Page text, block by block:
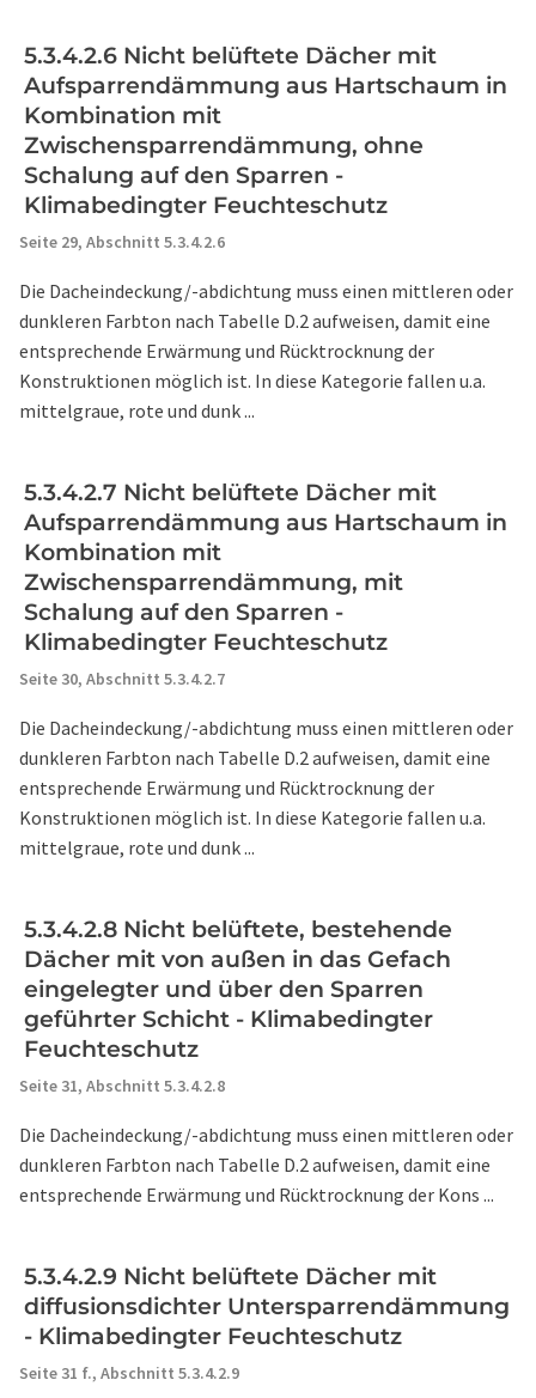
5.3.4.2.6 Nicht belüftete Dächer mit
Aufsparrendämmung aus Hartschaum in
Kombination mit
Zwischensparrendämmung, ohne
Schalung auf den Sparren -
Klimabedingter Feuchteschutz
Seite 29, Abschnitt 5.3.4.2.6
Die Dacheindeckung/-abdichtung muss einen mittleren oder
dunkleren Farbton nach Tabelle D.2 aufweisen, damit eine
entsprechende Erwärmung und Rücktrocknung der
Konstruktionen möglich ist. In diese Kategorie fallen u.a.
mittelgraue, rote und dunk ...
5.3.4.2.7 Nicht belüftete Dächer mit
Aufsparrendämmung aus Hartschaum in
Kombination mit
Zwischensparrendämmung, mit
Schalung auf den Sparren -
Klimabedingter Feuchteschutz
Seite 30, Abschnitt 5.3.4.2.7
Die Dacheindeckung/-abdichtung muss einen mittleren oder
dunkleren Farbton nach Tabelle D.2 aufweisen, damit eine
entsprechende Erwärmung und Rücktrocknung der
Konstruktionen möglich ist. In diese Kategorie fallen u.a.
mittelgraue, rote und dunk ...
5.3.4.2.8 Nicht belüftete, bestehende
Dächer mit von außen in das Gefach
eingelegter und über den Sparren
geführter Schicht - Klimabedingter
Feuchteschutz
Seite 31, Abschnitt 5.3.4.2.8
Die Dacheindeckung/-abdichtung muss einen mittleren oder
dunkleren Farbton nach Tabelle D.2 aufweisen, damit eine
entsprechende Erwärmung und Rücktrocknung der Kons ...
5.3.4.2.9 Nicht belüftete Dächer mit
diffusionsdichter Untersparrendämmung
- Klimabedingter Feuchteschutz
Seite 31 f., Abschnitt 5.3.4.2.9